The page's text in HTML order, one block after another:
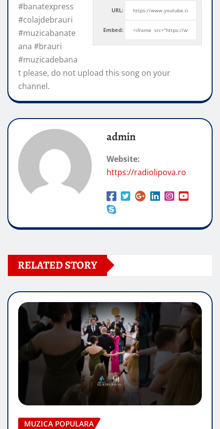
URL:
Embed:
#banatexpress
#colajdebrauri
#muzicabanate
ana #brauri
#muzicadebana
t please, do not upload this song on your
channel.
admin
Website:
https://radiolipova.ro
RELATED STORY
MUZICA POPULARA